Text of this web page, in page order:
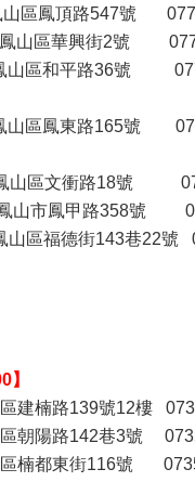
山區鳳頂路547號
鳳山區華興街2號
區和平路36號
區鳳東路165號
區文衝路18號
山市鳳甲路358號
區福德街143巷22號
】
楠路139號12樓
陽路142巷3號
都東街116號